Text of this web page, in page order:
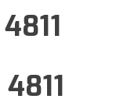
4811
4811